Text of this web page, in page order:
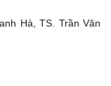
Hà, TS. Trần Văn